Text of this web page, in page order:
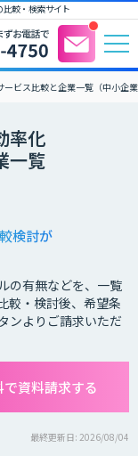
比較・検索サイト
ービス比較と企業一覧（中小企
率化
一覧
検討が
の有無などを、一覧
較・検討後、希望条
ンよりご請求いただ
資料請求する
最終更新日: 2026/08/04